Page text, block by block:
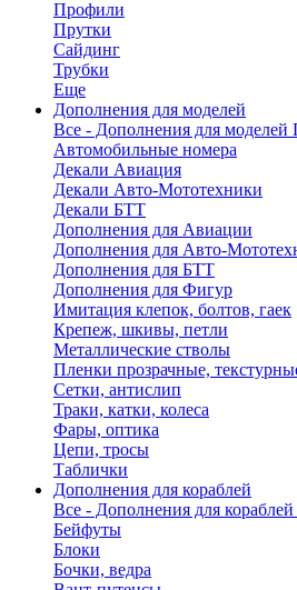
Профили
Прутки
Сайдинг
Трубки
Еще
Дополнения для моделей
Все - Дополнения для моделей
Автомобильные номера
Декали Авиация
Декали Авто-Мототехники
Декали БТТ
Дополнения для Авиации
Дополнения для Авто-
Дополнения для БТТ
Дополнения для Фигур
Имитация клепок, болтов, гаек
Крепеж, шкивы, петли
Металлические стволы
Пленки прозрачные,
Сетки, антислип
Траки, катки, колеса
Фары, оптика
Цепи, тросы
Таблички
Дополнения для кораблей
Все - Дополнения для кораблей
Бейфуты
Блоки
Бочки, ведра